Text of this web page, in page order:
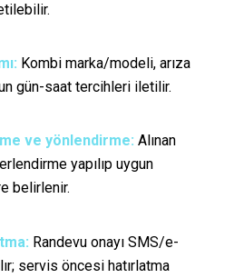
Kombi marka/modeli, arıza
gün-saat tercihleri iletilir.
ve yönlendirme: Alınan
yapılıp uygun
belirlenir.
Randevu onayı SMS/e-
servis öncesi hatırlatma